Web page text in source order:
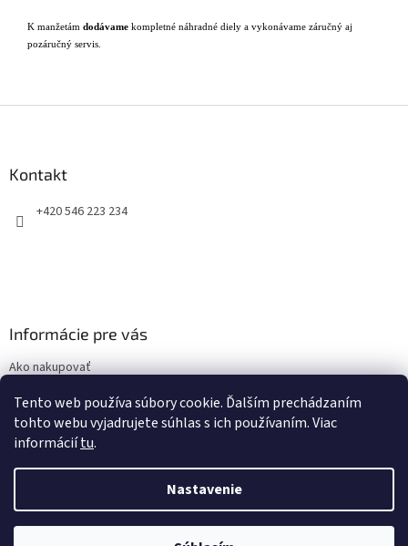
Tento web používa súbory cookie. Ďalším prechádzaním
tohto webu vyjadrujete súhlas s ich používaním. Viac
informáciítu.
Nastavenie
K manžetám dodávame kompletné náhradné diely a vykonávame záručný aj
pozáručný servis.
Kontakt
+420 546 223 234
Informácie pre vás
Ako nakupovať
Podmienky ochrany osobných údajov
Vytvoril Shoptet